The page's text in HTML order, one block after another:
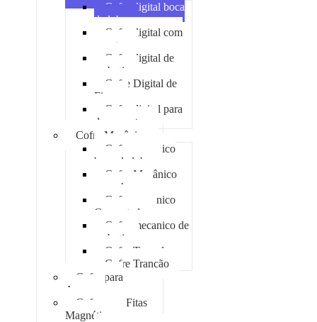
Cofre digital boca
de lobo
Cofre digital com
gavetas
Cofre digital de
embutir
Cofre Digital de
Fixar
Cofre digital para
documentos
Cofre Mecânico
Cofre mecanico
boca de lobo
Cofre Mecânico
com chave
Cofre mecanico
Concretado
Cofre mecanico de
embutir
Cofre Tomada
Cofre Trancão
Cofre para
Armas
Cofre para Fitas
Magnéticas